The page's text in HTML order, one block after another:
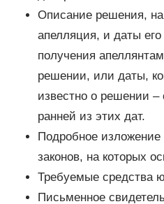
Описание решения, на
апелляция, и даты
получения
решении, или даты,
известно о решении –
ранней из этих дат.
Подробное
законов, на которых
Требуемые средства
Письменное